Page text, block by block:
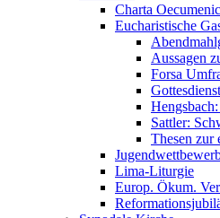
Charta
Eucharistische
Aussagen
Forsa
Sattler:
Thesen zur
Lima-Liturgie
Europ. Ökum.